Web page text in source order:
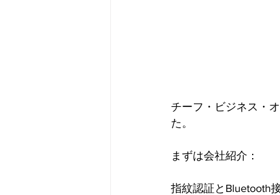
チーフ・ビジネス・
た。
まずは会社紹介：
指紋認証とBluetooth